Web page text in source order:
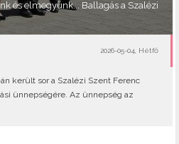
és elmegyünk... Ballagás a Szalézi
2026-05-04, Hétfő
került sor a Szalézi Szent Ferenc
ünnepségére. Az ünnepség az